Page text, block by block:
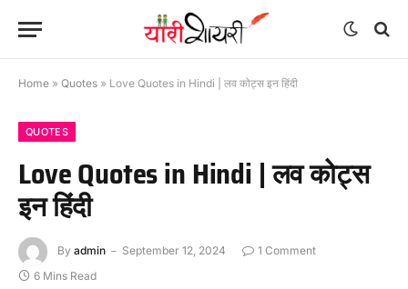
Home » Quotes » Love Quotes in Hindi | लव कोट्स इन हिंदी
QUOTES
Love Quotes in Hindi | लव कोट्स
इन हिंदी
By admin September 12, 2024
1 Comment
6 Mins Read